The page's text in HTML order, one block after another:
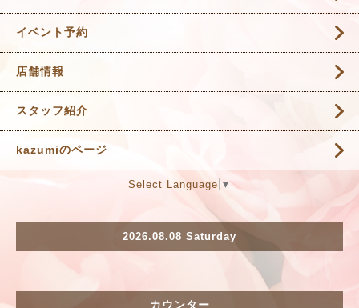
イベント予約
店舗情報
スタッフ紹介
kazumiのページ
Select Language ▼
2026.08.08 Saturday
カウンター